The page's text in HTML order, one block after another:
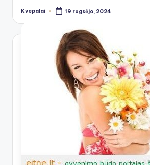
Posted
Kvepalai 19 rugsėjo, 2024